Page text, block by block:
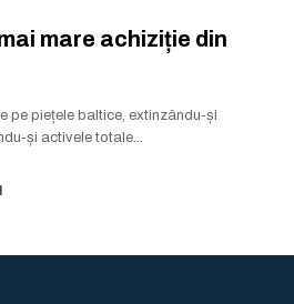
mare achiziție din
pe piețele baltice, extinzându-și
și activele totale...